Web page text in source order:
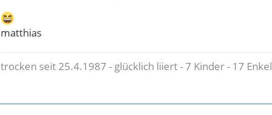
matthias
trocken seit 25.4.1987 - glücklich liiert - 7 Kinder - 17 Enkel